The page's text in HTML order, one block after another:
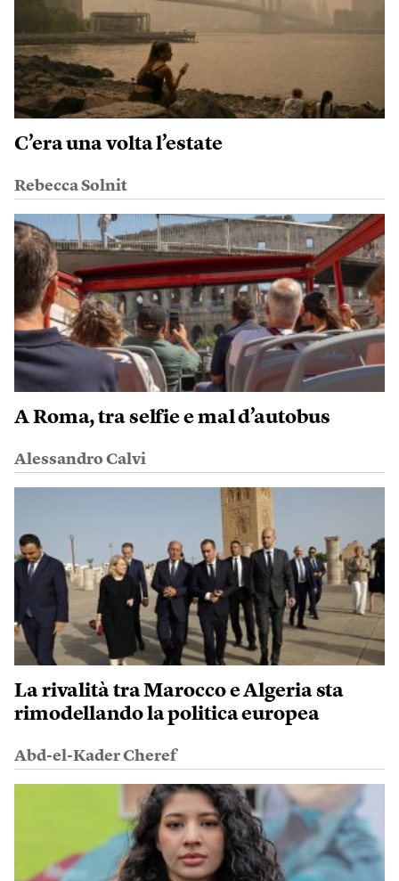
C’era una volta l’estate
Rebecca Solnit
A Roma, tra selfie e mal d’autobus
Alessandro Calvi
La rivalità tra Marocco e Algeria sta
rimodellando la politica europea
Abd-el-Kader Cheref